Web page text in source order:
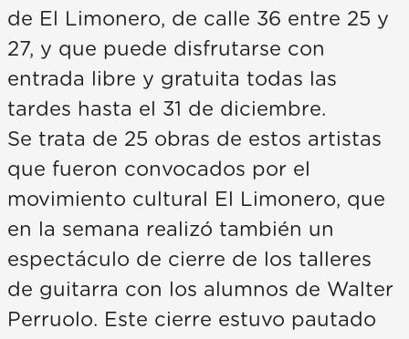
de El Limonero, de calle 36 entre 25 y
27, y que puede disfrutarse con
entrada libre y gratuita todas las
tardes hasta el 31 de diciembre.
Se trata de 25 obras de estos artistas
que fueron convocados por el
movimiento cultural El Limonero, que
en la semana realizó también un
espectáculo de cierre de los talleres
de guitarra con los alumnos de Walter
Perruolo. Este cierre estuvo pautado